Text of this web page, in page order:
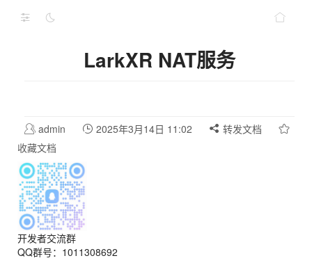
LarkXR NAT服务
admin 2025年3月14日 11:02
转发文档
收藏文档
开发者交流群
QQ群号：1011308692